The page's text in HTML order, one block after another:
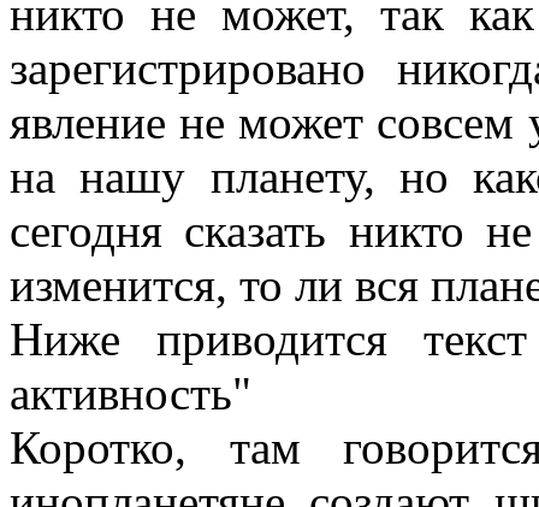
никто не может, так
зарегистрировано
явление не может совсем
на нашу планету, но
сегодня сказать никто
изменится, то ли вся
Ниже приводится
активность"
Коротко, там